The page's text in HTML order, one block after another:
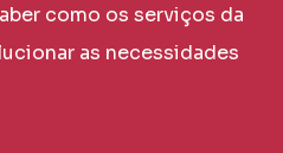
como os serviços da
as necessidades